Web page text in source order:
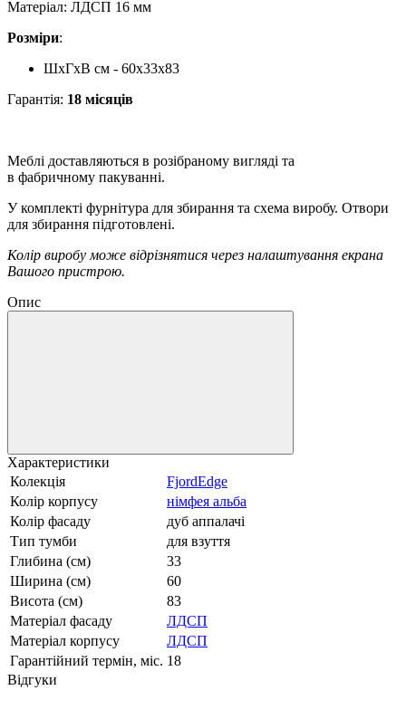
Матеріал: ЛДСП 16 мм
Розміри:
ШхГхВ см - 60x33x83
Гарантія: 18 місяців
Меблі доставляються в розібраному вигляді та
в фабричному пакуванні.
У комплекті фурнітура для збирання та схема виробу. Отвори
для збирання підготовлені.
Колір виробу може відрізнятися через налаштування екрана
Вашого пристрою.
Опис
Характеристики
Колекція
FjordEdge
Колір корпусу
німфея альба
Колір фасаду
дуб аппалачі
Тип тумби
для взуття
Глибина (см)
33
Ширина (см)
60
Висота (см)
83
Матеріал фасаду
ЛДСП
Матеріал корпусу
ЛДСП
Гарантійний термін, міс. 18
Відгуки